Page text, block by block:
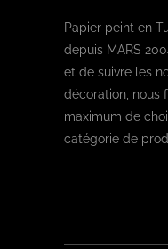
Papier peint en
depuis MARS
et de suivre les
décoration, nous
maximum de
catégorie de